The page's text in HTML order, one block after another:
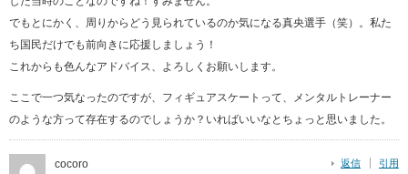
でもとにかく、周りからどう見られているのか気になる真央選手（笑）。私た
ち国民だけでも前向きに応援しましょう！
これからも色んなアドバイス、よろしくお願いします。
ここで一つ気なったのですが、フィギュアスケートって、メンタルトレーナー
のような方って存在するのでしょうか？いればいいなとちょっと思いました。
cocoro 返信 引用